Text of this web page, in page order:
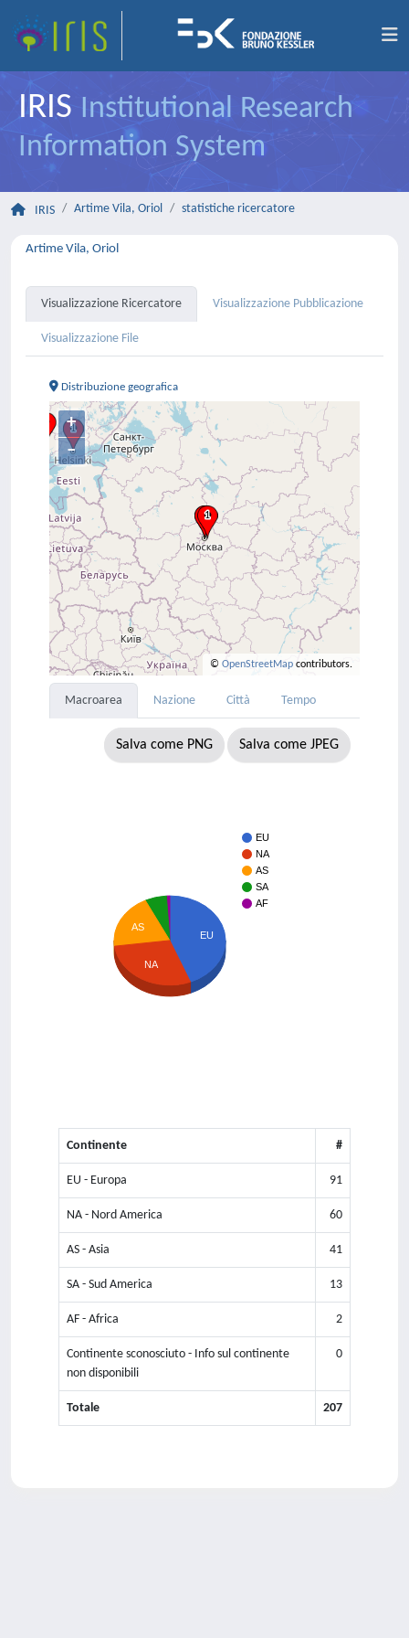
IRIS Institutional Research
Information System
IRIS Artime Vila, Oriol statistiche ricercatore
Artime Vila, Oriol
Visualizzazione Ricercatore Visualizzazione Pubblicazione
Visualizzazione File
Distribuzione geografica
+
–
© OpenStreetMap contributors.
Macroarea Nazione Città Tempo
Salva come PNG Salva come JPEG
EU
NA
AS
SA
AF
EU
AS
NA
Continente #
EU - Europa 91
NA - Nord America 60
AS - Asia 41
SA - Sud America 13
AF - Africa 2
Continente sconosciuto - Info sul continente
non disponibili
0
Totale 207